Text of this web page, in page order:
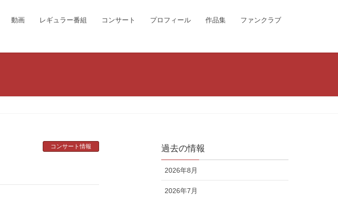
動画 レギュラー番組 コンサート プロフィール 作品集 ファンクラブ
コンサート情報 過去の情報
2026年8月
2026年7月